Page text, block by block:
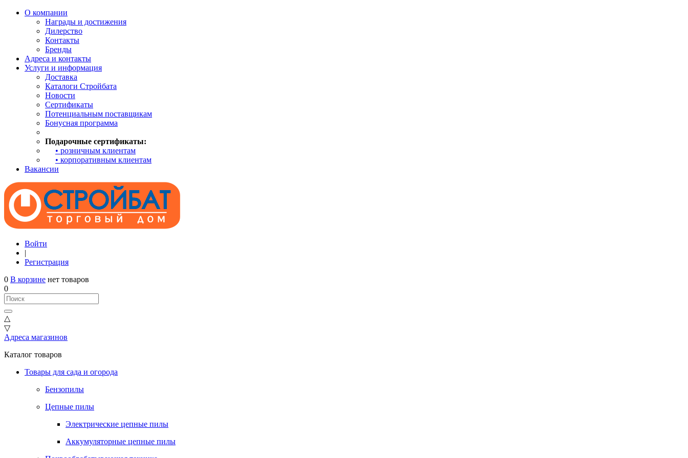
О компании
Награды и достижения
Дилерство
Контакты
Бренды
Адреса и контакты
Услуги и информация
Доставка
Каталоги Стройбата
Новости
Сертификаты
Потенциальным поставщикам
Бонусная программа
Подарочные сертификаты:
• розничным клиентам
• корпоративным клиентам
Вакансии
Войти
|
Регистрация
0 В корзине нет товаров
0
△
▽
Адреса магазинов
Каталог товаров
Товары для сада и огорода
Бензопилы
Цепные пилы
Электрические цепные пилы
Аккумуляторные цепные пилы